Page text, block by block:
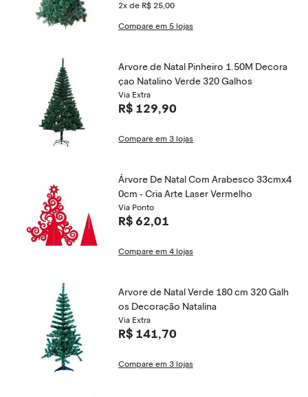
2x de R$ 25,00
Compare em 5 lojas
Arvore de Natal Pinheiro 1.50M Decora
çao Natalino Verde 320 Galhos
Via Extra
R$ 129,90
Compare em 3 lojas
Árvore De Natal Com Arabesco 33cmx4
0cm - Cria Arte Laser Vermelho
Via Ponto
R$ 62,01
Compare em 4 lojas
Arvore de Natal Verde 180 cm 320 Galh
os Decoração Natalina
Via Extra
R$ 141,70
Compare em 3 lojas